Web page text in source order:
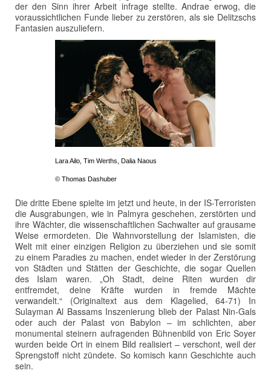
der den Sinn ihrer Arbeit infrage stellte. Andrae erwog, die
voraussichtlichen Funde lieber zu zerstören, als sie Delitzschs
Fantasien auszuliefern.
Lara Ailo, Tim Werths, Dalia Naous
© Thomas Dashuber
Die dritte Ebene spielte im jetzt und heute, in der IS-Terroristen
die Ausgrabungen, wie in Palmyra geschehen, zerstörten und
ihre Wächter, die wissenschaftlichen Sachwalter auf grausame
Weise ermordeten. Die Wahnvorstellung der Islamisten, die
Welt mit einer einzigen Religion zu überziehen und sie somit
zu einem Paradies zu machen, endet wieder in der Zerstörung
von Städten und Stätten der Geschichte, die sogar Quellen
des Islam waren. „Oh Stadt, deine Riten wurden dir
entfremdet, deine Kräfte wurden in fremde Mächte
verwandelt.“ (Originaltext aus dem Klagelied, 64-71) In
Sulayman Al Bassams Inszenierung blieb der Palast Nin-Gals
oder auch der Palast von Babylon – im schlichten, aber
monumental steinern aufragenden Bühnenbild von Eric Soyer
wurden beide Ort in einem Bild realisiert – verschont, weil der
Sprengstoff nicht zündete. So komisch kann Geschichte auch
sein.